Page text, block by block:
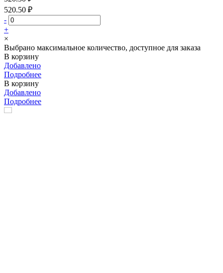
520.50 ₽
-
+
×
Выбрано максимальное количество, доступное для заказа
В корзину
Добавлено
Подробнее
В корзину
Добавлено
Подробнее